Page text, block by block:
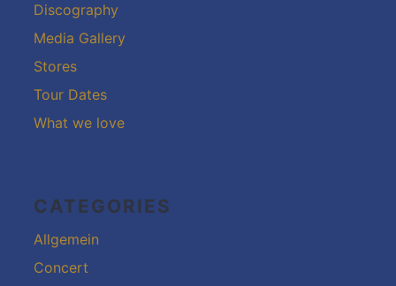
Discography
Media Gallery
Stores
Tour Dates
What we love
CATEGORIES
Allgemein
Concert